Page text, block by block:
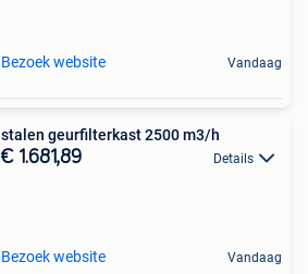
Bezoek website Vandaag
stalen geurfilterkast 2500 m3/h
€ 1.681,89 Details
Bezoek website Vandaag